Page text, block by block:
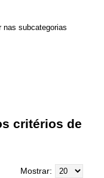
nas subcategorias
critérios de
Mostrar: